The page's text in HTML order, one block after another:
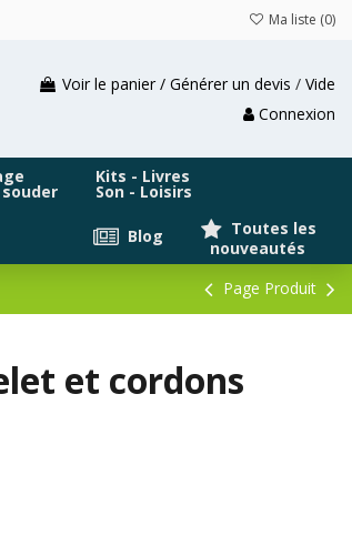
Ma liste (0)
Voir le panier / Générer un devis / Vide
Connexion
souder
Kits - Livres
Son - Loisirs
Toutes les
nouveautés
Blog
Page Produit
et cordons